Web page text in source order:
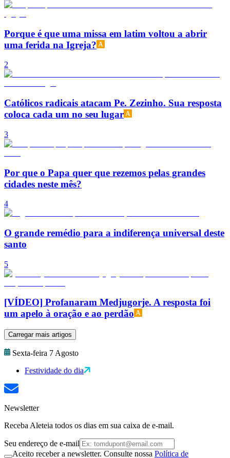
Porque é que uma missa em latim voltou a abrir
uma ferida na Igreja?
2
Católicos radicais atacam Pe. Zezinho. Sua resposta
coloca cada um no seu lugar
3
Por que o Papa quer que rezemos pelas grandes
cidades neste mês?
4
O grande remédio para a indiferença universal deste
santo
5
[VÍDEO] Profanaram Medjugorje. A resposta foi
um apelo à oração e ao perdão
Carregar mais artigos
Sexta-feira 7 Agosto
Festividade do dia
Newsletter
Receba Aleteia todos os dias em sua caixa de e-mail.
Seu endereço de e-mail
Aceito receber a newsletter. Consulte nossa Política de